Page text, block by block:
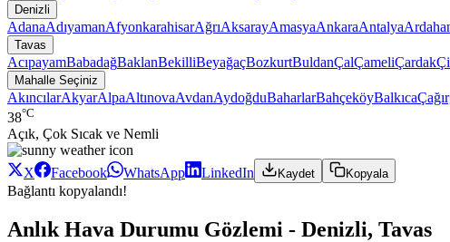
Denizli
AdanaAdıyamanAfyonkarahisarAğrıAksarayAmasyaAnkaraAntalya
Tavas
AcıpayamBabadağBaklanBekilliBeyağaçBozkurtBuldanÇalÇameliÇardak
Mahalle Seçiniz
AkıncılarAkyarAlpaAltınovaAvdanAydoğduBaharlarBahçeköyBalkıca
38°C
Açık, Çok Sıcak ve Nemli
X Facebook WhatsApp LinkedIn Kaydet Kopyala
Bağlantı kopyalandı!
Anlık Hava Durumu Gözlemi - Denizli, Tavas